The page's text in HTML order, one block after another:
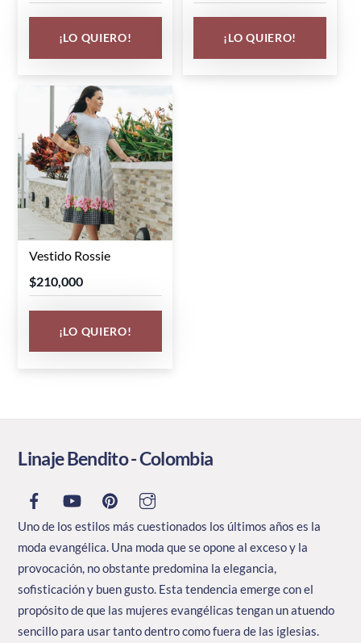
¡LO QUIERO!
tiene
variantes.
opciones
pueden
elegir
en
la
página
de
producto
¡LO QUIERO!
tiene
variantes.
Vestido Rossie
$210,000
¡LO QUIERO!
Este
producto
tiene
variantes.
en
página
de
producto
Linaje Bendito - Colombia
Uno de los estilos más cuestionados los últimos años es la
moda evangélica. Una moda que se opone al exceso y la
provocación, no obstante predomina la elegancia,
sofisticación y buen gusto. Esta tendencia emerge con el
propósito de que las mujeres evangélicas tengan un atuendo
sencillo para usar tanto dentro como fuera de las iglesias.